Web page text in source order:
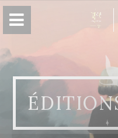
Panneau de gestion des